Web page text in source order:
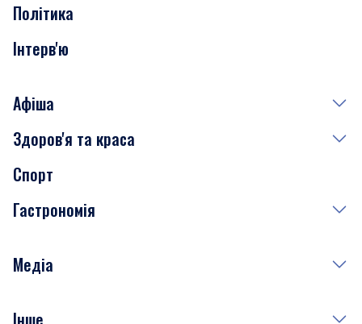
Політика
Інтерв'ю
Афіша
Сьогодні
Завтра
Субота
Здоров'я та краса
Медицина
Краса
Спорт
Гастрономія
Рецепти
Медіа
Фото
Інше